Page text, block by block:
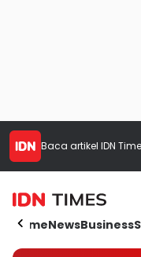
Baca artikel IDN
HomeNewsBusiness